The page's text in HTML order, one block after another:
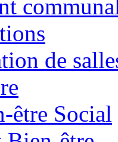
de
être Social